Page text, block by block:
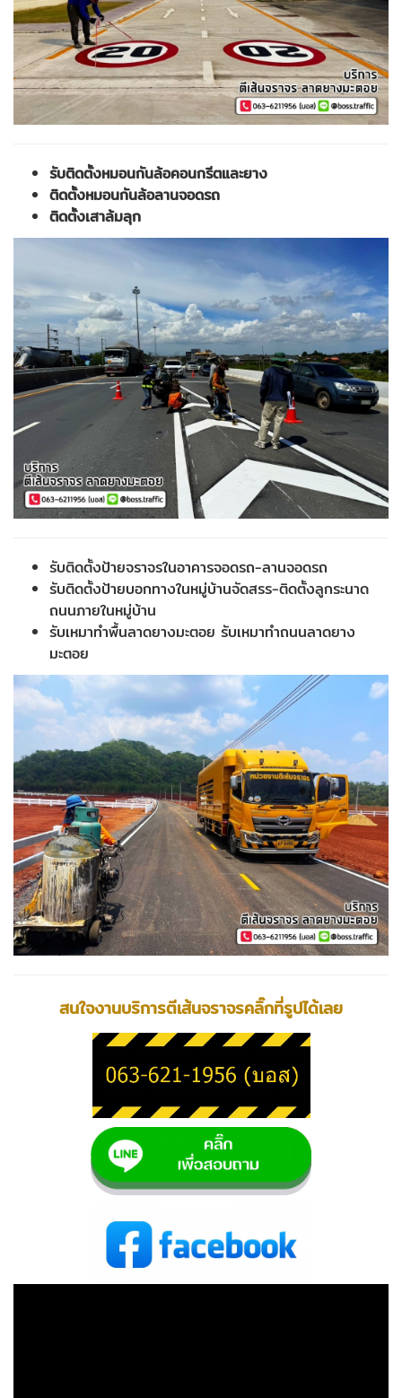
รับติดตั้งหมอนกันล้อคอนกรีตและยาง
ติดตั้งหมอนกันล้อลานจอดรถ
ติดตั้งเสาล้มลุก
รับติดตั้งป้ายจราจรในอาคารจอดรถ-ลานจอดรถ
รับติดตั้งป้ายบอกทางในหมู่บ้านจัดสรร-ติดตั้งลูกระนาด
ถนนภายในหมู่บ้าน
รับเหมาทำพื้นลาดยางมะตอย รับเหมาทำถนนลาดยาง
มะตอย
สนใจงานบริการตีเส้นจราจรคลิ๊กที่รูปได้เลย